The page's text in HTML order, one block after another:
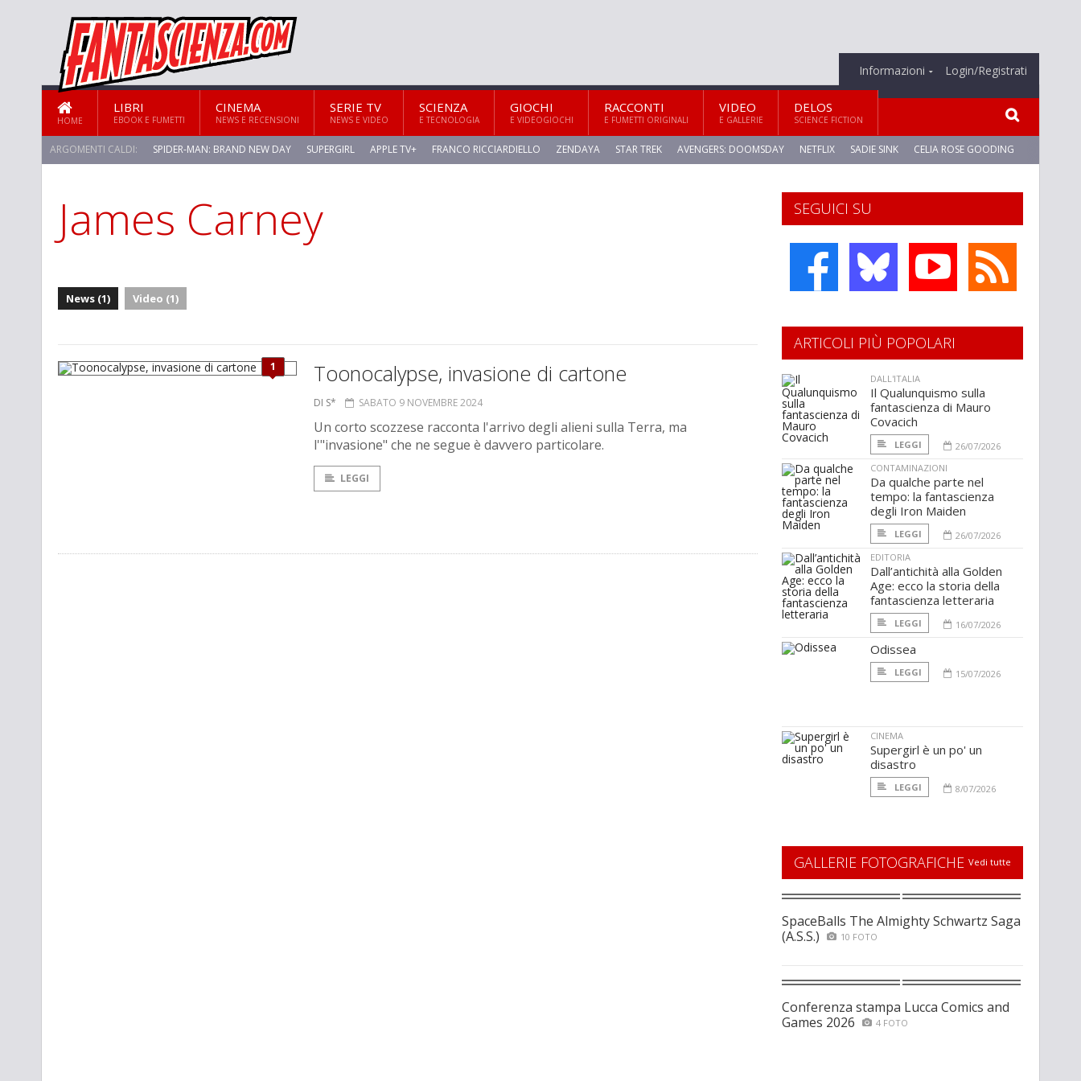
Informazioni Login/Registrati
HOME
LIBRI
EBOOK E FUMETTI
CINEMA
NEWS E RECENSIONI
SERIE TV
NEWS E VIDEO
SCIENZA
E TECNOLOGIA
GIOCHI
E VIDEOGIOCHI
RACCONTI
E FUMETTI ORIGINALI
VIDEO
E GALLERIE
DELOS
SCIENCE FICTION
ARGOMENTI CALDI: SPIDER-MAN: BRAND NEW DAY SUPERGIRL APPLE TV+ FRANCO RICCIARDIELLO ZENDAYA STAR TREK AVENGERS: DOOMSDAY NETFLIX SADIE SINK CELIA ROSE GOODING
James Carney
News (1) Video (1)
1 Toonocalypse, invasione di cartone
DI S* SABATO 9 NOVEMBRE 2024
Un corto scozzese racconta l'arrivo degli alieni sulla Terra, ma
l'"invasione" che ne segue è davvero particolare.
LEGGI
SEGUICI SU
ARTICOLI PIÙ POPOLARI
DALL'ITALIA
Il Qualunquismo sulla
fantascienza di Mauro
Covacich
LEGGI
26/07/2026
CONTAMINAZIONI
Da qualche parte nel
tempo: la fantascienza
degli Iron Maiden
LEGGI
26/07/2026
EDITORIA
Dall’antichità alla Golden
Age: ecco la storia della
fantascienza letteraria
LEGGI 16/07/2026
Odissea
LEGGI 15/07/2026
CINEMA
Supergirl è un po' un
disastro
LEGGI 8/07/2026
GALLERIE FOTOGRAFICHE Vedi tutte
SpaceBalls The Almighty Schwartz Saga
(A.S.S.)
10 FOTO
Conferenza stampa Lucca Comics and
Games 2026
4 FOTO